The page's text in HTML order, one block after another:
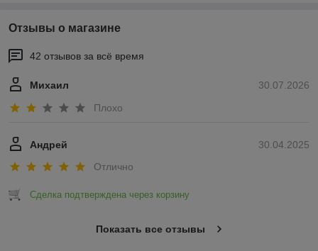
Отзывы о магазине
42 отзывов за всё время
30.07.2026
Михаил
Плохо
30.04.2025
Андрей
Отлично
Сделка подтверждена через корзину
Показать все отзывы